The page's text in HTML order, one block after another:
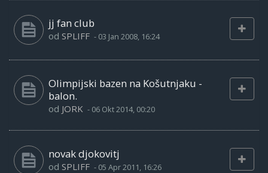
jj fan club
od SPLIFF - 03 Jan 2008, 16:24
Olimpijski bazen na Košutnjaku -
balon.
od JORK - 06 Okt 2014, 00:20
novak djokovitj
od SPLIFF - 05 Apr 2011, 16:26